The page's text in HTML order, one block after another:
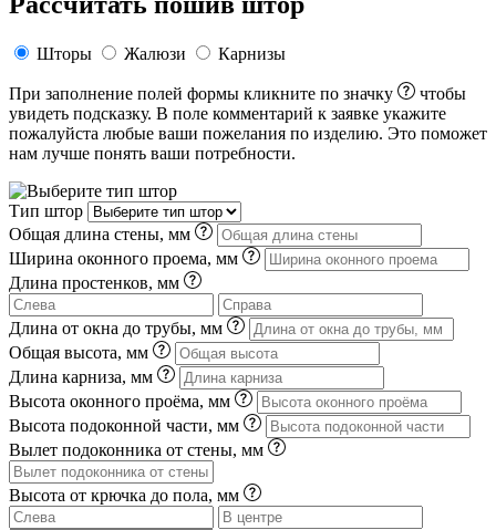
Шторы Жалюзи Карнизы
При заполнение полей формы кликните по значку
чтобы
увидеть подсказку. В поле комментарий к заявке укажите
пожалуйста любые ваши пожелания по изделию. Это поможет
нам лучше понять ваши потребности.
Тип штор
Общая длина стены, мм
Ширина оконного проема, мм
Длина простенков, мм
Длина от окна до трубы, мм
Общая высота, мм
Длина карниза, мм
Высота оконного проёма, мм
Высота подоконной части, мм
Вылет подоконника от стены, мм
Высота от крючка до пола, мм